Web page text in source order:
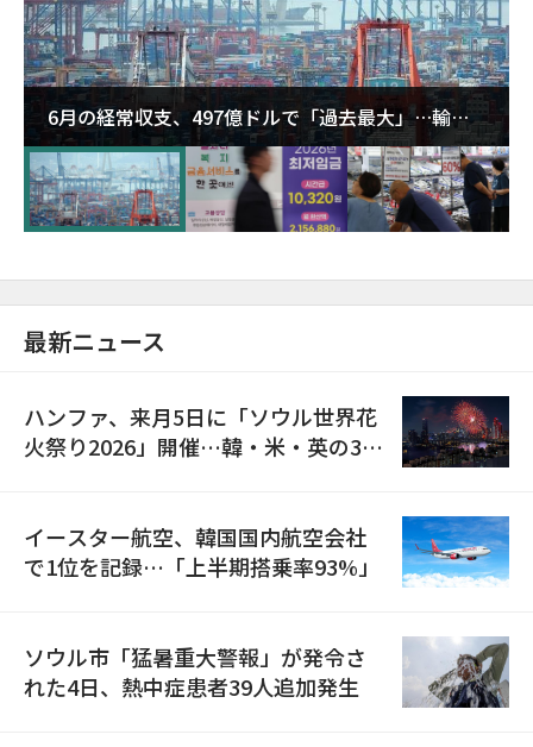
6月の経常収支、497億ドルで「過去最大」…輸出
が初の1000億ドル突破
最新ニュース
ハンファ、来月5日に「ソウル世界花
火祭り2026」開催…韓・米・英の3カ
イースター航空、韓国国内航空会社
で1位を記録…「上半期搭乗率93%」
ソウル市「猛暑重大警報」が発令さ
れた4日、熱中症患者39人追加発生